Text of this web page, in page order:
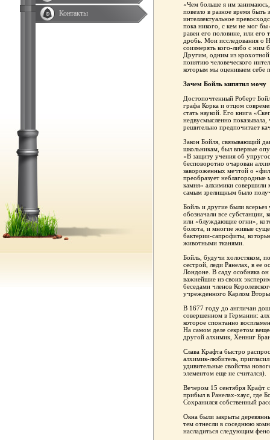
Контакты
«Чем больше я им
повезло в разное время
интеллектуальное
пока никого, с кем не мог бы
равен его половине, или его
дробь. Мои исследования о
соизмерять кого-либо с ним
Другим, одним из
понятию человеческого
которым мы оцениваем себе
Зачем Бойль кипятил мочу
Достопочтенный Роберт
графа Корка и отцом
стать наукой. Его книга
недвусмысленно показывала,
решительно предпочитает
Закон Бойля, связывающий
школьникам, был впервые
«В защиту учения об
бесповоротно очарован
завороженных мечтой о
преобразует неблагородные
камня» алхимики совершили
самым зрелищным было
Бойль и другие были
обозначали все субстанции,
или «блуждающие огни»,
болота, и многие живые
бактерии-сапрофиты,
животными тканями.
Бойль, будучи холостяком,
сестрой, леди Ранелах, в ее
Лондоне. В саду особняка он
важнейшие из своих
беседами членов
учрежденного Карлом
В 1677 году до англичан
совершенном в Германии:
которое спонтанно
На самом деле секретом
другой алхимик, Хенниг
Слава Крафта быстро
алхимик-любитель,
удивительные свойства
элементом еще не считался).
Вечером 15 сентября Крафт
прибыл в Ранелах-хаус, где
Сохранился собственный
Окна были закрыты
тем отнесли в соседнюю
насладиться следующим